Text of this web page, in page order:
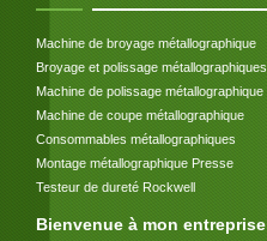
Machine de broyage métallographique
Broyage et polissage métallographiques
Machine de polissage métallographique
Machine de coupe métallographique
Consommables métallographiques
Montage métallographique Presse
Testeur de dureté Rockwell
Bienvenue à mon entreprise